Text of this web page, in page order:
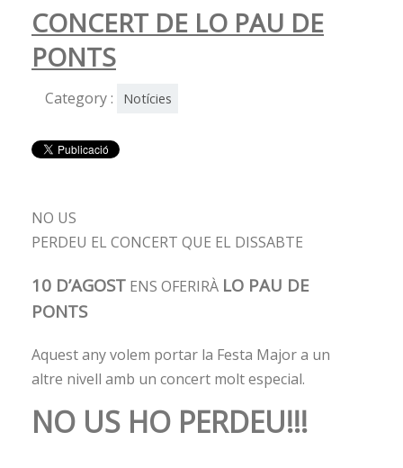
CONCERT DE LO PAU DE
PONTS
Category : Notícies
NO US
PERDEU EL CONCERT QUE EL DISSABTE
10 D’AGOST ENS OFERIRÀ LO PAU DE
PONTS
Aquest any volem portar la Festa Major a un
altre nivell amb un concert molt especial.
NO US HO PERDEU!!!